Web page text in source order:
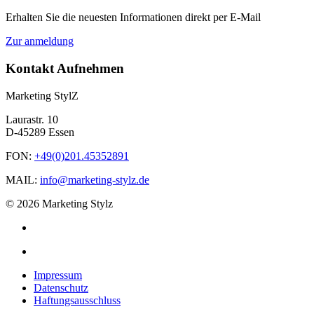
Erhalten Sie die neuesten Informationen direkt per E-Mail
Zur anmeldung
Kontakt Aufnehmen
Marketing StylZ
Laurastr. 10
D-45289 Essen
FON: +49(0)201.45352891
MAIL: info@marketing-stylz.de
© 2026 Marketing Stylz
Impressum
Datenschutz
Haftungsausschluss